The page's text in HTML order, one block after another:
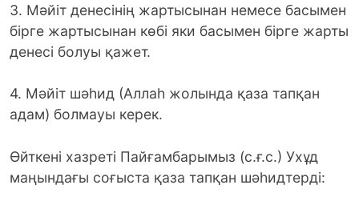
3. Мәйiт денесiнiң жартысынан немесе басымен
бiрге жартысынан көбi яки басымен бiрге жарты
денесi болуы қажет.
4. Мәйiт шәһид (Аллаһ жолында қаза тапқан
адам) болмауы керек.
Өйткенi хазреті Пайғамбарымыз (с.ғ.с.) Ухұд
маңындағы соғыста қаза тапқан шәһидтерді: